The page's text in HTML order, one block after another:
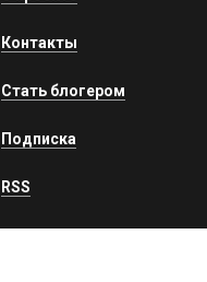
Контакты
Стать блогером
Подписка
RSS